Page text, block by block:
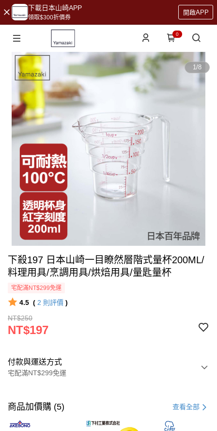
下載日本山崎APP
領取$300折價券
開啟APP
0
1/8
下殺197 日本山崎一目瞭然層階式量杯200ML/
料理用具/烹調用具/烘焙用具/量匙量杯
宅配滿NT$299免運
4.5 ( 2 則評價 )
NT$250
NT$197
付款與運送方式
宅配滿NT$299免運
信用卡一次付款
超商取貨付款
商品加價購 (5) 查看全部